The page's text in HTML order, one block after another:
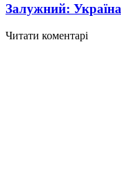
Залужний:
Читати коментарі